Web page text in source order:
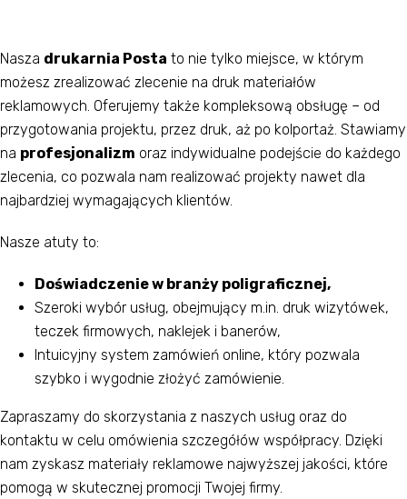
Nasza drukarnia Posta to nie tylko miejsce, w którym
możesz zrealizować zlecenie na druk materiałów
reklamowych. Oferujemy także kompleksową obsługę – od
przygotowania projektu, przez druk, aż po kolportaż. Stawiamy
na profesjonalizm oraz indywidualne podejście do każdego
zlecenia, co pozwala nam realizować projekty nawet dla
najbardziej wymagających klientów.
Nasze atuty to:
Doświadczenie w branży poligraficznej,
Szeroki wybór usług, obejmujący m.in. druk wizytówek,
teczek firmowych, naklejek i banerów,
Intuicyjny system zamówień online, który pozwala
szybko i wygodnie złożyć zamówienie.
Zapraszamy do skorzystania z naszych usług oraz do
kontaktu w celu omówienia szczegółów współpracy. Dzięki
nam zyskasz materiały reklamowe najwyższej jakości, które
pomogą w skutecznej promocji Twojej firmy.